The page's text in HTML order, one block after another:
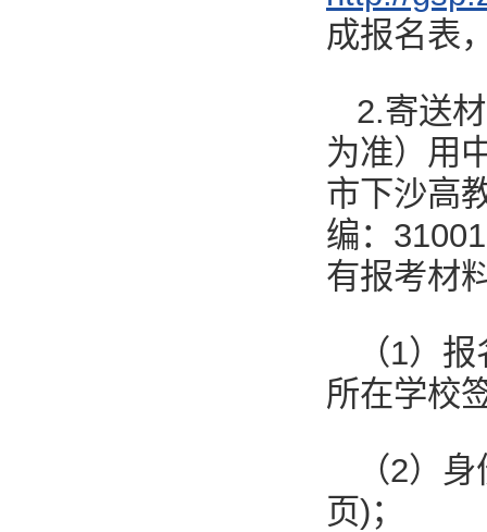
成报名表
2.寄送
为准）用
市下沙高
编：
有报考材
（1）
所在学校
（2）
页)；